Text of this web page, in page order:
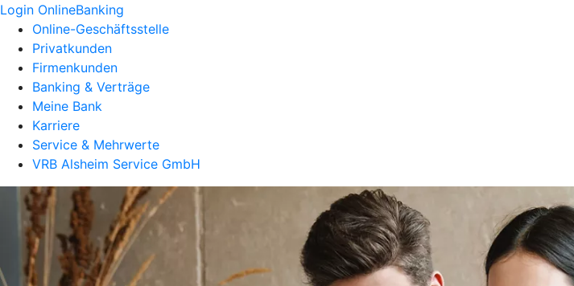
Login OnlineBanking
Online-Geschäftsstelle
Privatkunden
Firmenkunden
Banking & Verträge
Meine Bank
Karriere
Service & Mehrwerte
VRB Alsheim Service GmbH